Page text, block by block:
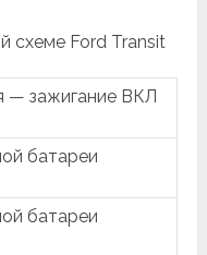
схеме Ford Transit
— зажигание ВКЛ
батареи
батареи